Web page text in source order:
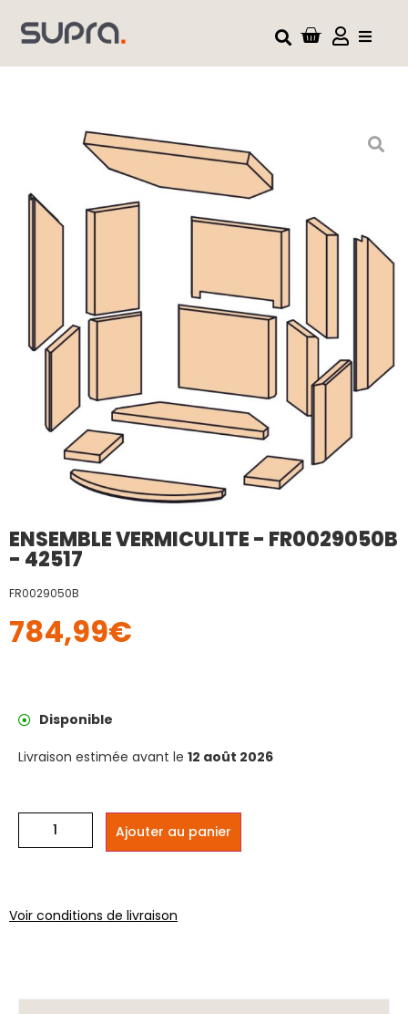
ENSEMBLE VERMICULITE - FR0029050B
- 42517
FR0029050B
784,99€
Disponible
Livraison estimée avant le 12 août 2026
Ajouter au panier
Voir conditions de livraison